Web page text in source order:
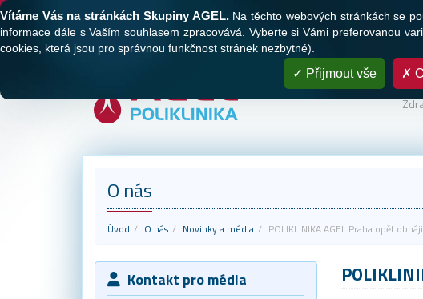
O nás Naše polikliniky Registrace Služby
O nás
Úvod O nás Novinky a média POLIKLINIKA AGEL Praha opět
Kontakt pro média
Tato webová stránka používá cookies
Vítáme Vás na stránkách Skupiny AGEL.Na těchto webových stránkách se
informace dále s Vaším souhlasem zpracovává. Vyberte si Vámi preferovanou
cookies, která jsou pro správnou funkčnost stránek nezbytné).
Přijmout vše